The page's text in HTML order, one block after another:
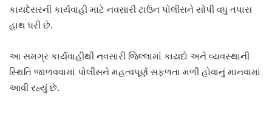
કાયદેસરની કાર્યવાહી માટે નવસારી ટાઉન પોલીસને સોંપી વધુ તપાસ
હાથ ધરી છે.
આ સમગ્ર કાર્યવાહીથી નવસારી જિલ્લામાં કાયદો અને વ્યવસ્થાની
સ્થિતિ જાળવવામાં પોલીસને મહત્વપૂર્ણ સફળતા મળી હોવાનું માનવામાં
આવી રહ્યું છે.